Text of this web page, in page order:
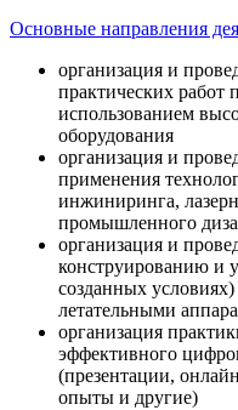
Основные направления
организация и
практических
использованием
оборудования
организация и
применения
инжиниринга,
промышленного
организация и
конструированию и
созданных
летательными
организация
эффективного
(презентации,
опыты и другие)